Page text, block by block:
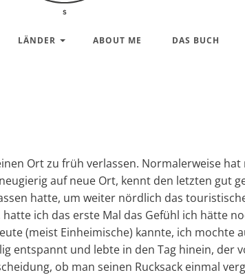
LÄNDER ABOUT ME DAS BUCH
Ort zu früh verlassen. Normalerweise
auf neue Ort, kennt den letzten gut
hatte, um weiter nördlich das
ich das erste Mal das Gefühl ich hätte
(meist Einheimische) kannte, ich mochte
entspannt und lebte in den Tag hinein, der
ob man seinen Rucksack einmal